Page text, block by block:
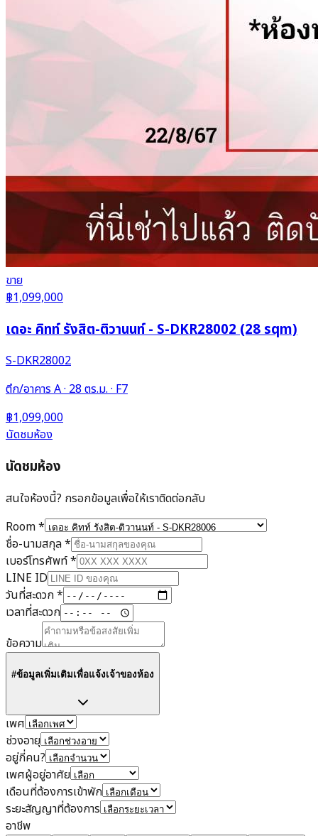
ขาย
฿1,099,000
เดอะ คิทท์ รังสิต-ติวานนท์ - S-DKR28002 (28 sqm)
S-DKR28002
ตึก/อาคาร A · 28 ตร.ม. · F7
฿1,099,000
นัดชมห้อง
นัดชมห้อง
สนใจห้องนี้? กรอกข้อมูลเพื่อให้เราติดต่อกลับ
Room*
ชื่อ-นามสกุล*
เบอร์โทรศัพท์*
LINE ID
วันที่สะดวก*
เวลาที่สะดวก
ข้อความ
#ข้อมูลเพิ่มเติมเพื่อแจ้งเจ้าของห้อง
เพศ
ช่วงอายุ
อยู่กี่คน?
เพศผู้อยู่อาศัย
เดือนที่ต้องการเข้าพัก
ระยะสัญญาที่ต้องการ
อาชีพ